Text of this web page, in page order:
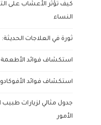
كيف تؤثر الأعشاب على
النساء
ثورة في العلاجات
استكشاف فوائد الأطعمة
استكشاف فوائد
جدول مثالي لزيارات طبيب
الأمور